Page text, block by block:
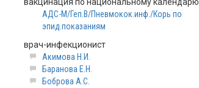
АДС-М/Геп.В/Пневмокок.инф./Корь по
эпид.показаниям
врач-инфекционист
Акимова Н.И.
Баранова Е.Н.
Боброва А.С.